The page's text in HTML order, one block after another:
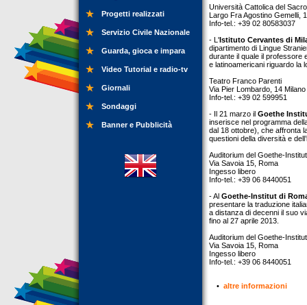
Progetti realizzati
Servizio Civile Nazionale
Guarda, gioca e impara
Video Tutorial e radio-tv
Giornali
Sondaggi
Banner e Pubblicità
Università Cattolica del
Largo Fra Agostino Gemelli,
Info-tel.: +39 02 80583037
- L'Istituto Cervantes di
dipartimento di Lingue
durante il quale il professore
e latinoamericani riguardo la
Teatro Franco Parenti
Via Pier Lombardo, 14 Milano
Info-tel.: +39 02 599951
- Il 21 marzo il Goethe
inserisce nel programma
dal 18 ottobre), che affronta
questioni della diversità e
Auditorium del Goethe-Institut
Via Savoia 15, Roma
Ingesso libero
Info-tel.: +39 06 8440051
- Al Goethe-Institut di
presentare la traduzione
a distanza di decenni il suo
fino al 27 aprile 2013.
Auditorium del Goethe-Institut
Via Savoia 15, Roma
Ingesso libero
Info-tel.: +39 06 8440051
• altre informazioni